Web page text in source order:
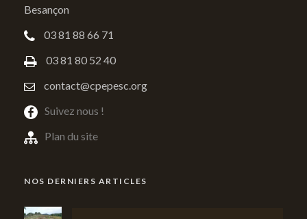
Besançon
03 81 88 66 71
03 81 80 52 40
contact@cpepesc.org
Suivez nous !
Plan du site
NOS DERNIERS ARTICLES